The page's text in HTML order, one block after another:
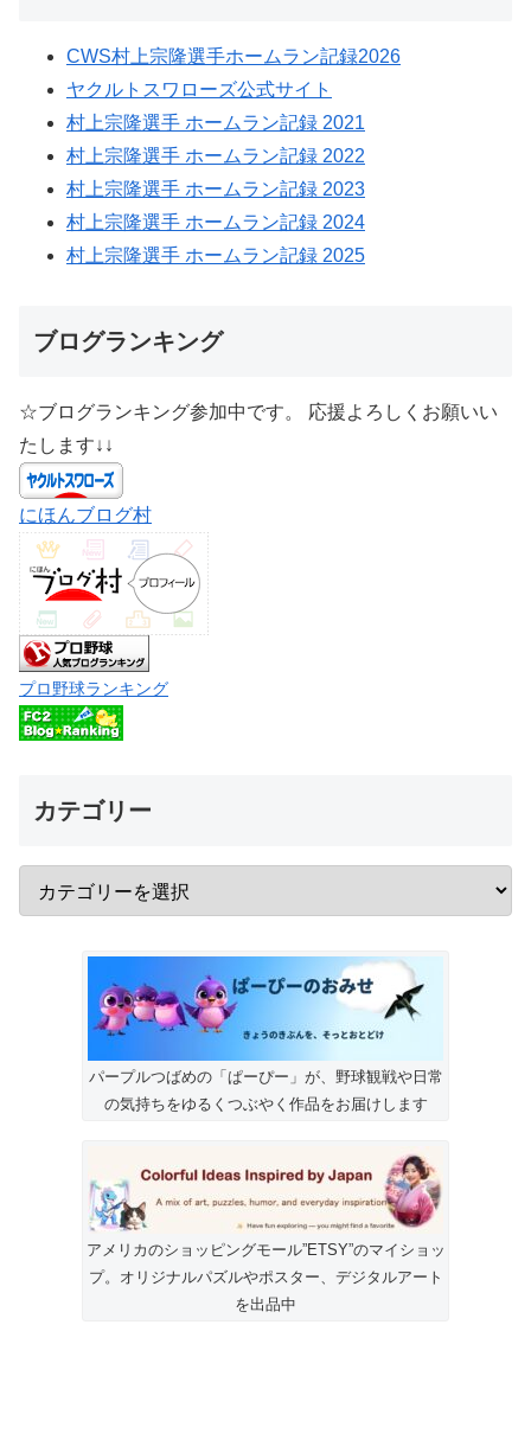
CWS村上宗隆選手ホームラン記録2026
ヤクルトスワローズ公式サイト
村上宗隆選手 ホームラン記録 2021
村上宗隆選手 ホームラン記録 2022
村上宗隆選手 ホームラン記録 2023
村上宗隆選手 ホームラン記録 2024
村上宗隆選手 ホームラン記録 2025
ブログランキング
☆ブログランキング参加中です。 応援よろしくお願いい
たします↓↓
にほんブログ村
プロ野球ランキング
カテゴリー
パープルつばめの「ぱーぴー」が、野球観戦や日常
の気持ちをゆるくつぶやく作品をお届けします
アメリカのショッピングモール”ETSY”のマイショッ
プ。オリジナルパズルやポスター、デジタルアート
を出品中